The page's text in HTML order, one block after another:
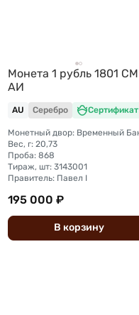
Монета 1 рубль 1801 СМ
АИ
AU Серебро Сертификат
Вес, г: 20,73
Проба: 868
Тираж, шт: 3143001
Правитель: Павел I
195 000 ₽
В корзину